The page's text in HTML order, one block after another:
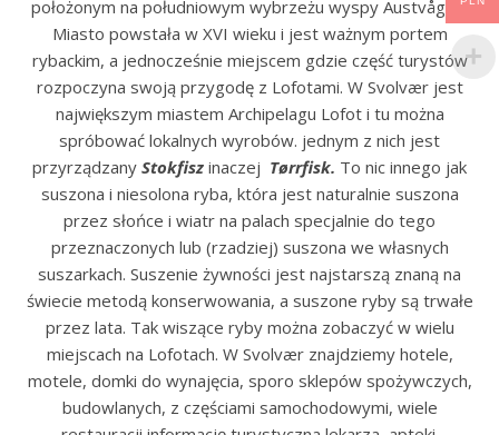
położonym na południowym wybrzeżu wyspy Austvågøy.
Miasto powstała w XVI wieku i jest ważnym portem
rybackim, a jednocześnie miejscem gdzie część turystów
rozpoczyna swoją przygodę z Lofotami. W Svolvær jest
największym miastem Archipelagu Lofot i tu można
spróbować lokalnych wyrobów. jednym z nich jest
przyrządzany Stokfisz inaczej Tørrfisk. To nic innego jak
suszona i niesolona ryba, która jest naturalnie suszona
przez słońce i wiatr na palach specjalnie do tego
przeznaczonych lub (rzadziej) suszona we własnych
suszarkach. Suszenie żywności jest najstarszą znaną na
świecie metodą konserwowania, a suszone ryby są trwałe
przez lata. Tak wiszące ryby można zobaczyć w wielu
miejscach na Lofotach. W Svolvær znajdziemy hotele,
motele, domki do wynajęcia, sporo sklepów spożywczych,
budowlanych, z częściami samochodowymi, wiele